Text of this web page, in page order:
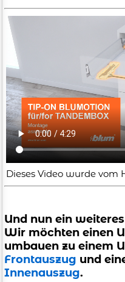
Dieses Video wurde
Und nun ein
Wir möchten einen
umbauen zu einem
Frontauszug und
Innenauszug.